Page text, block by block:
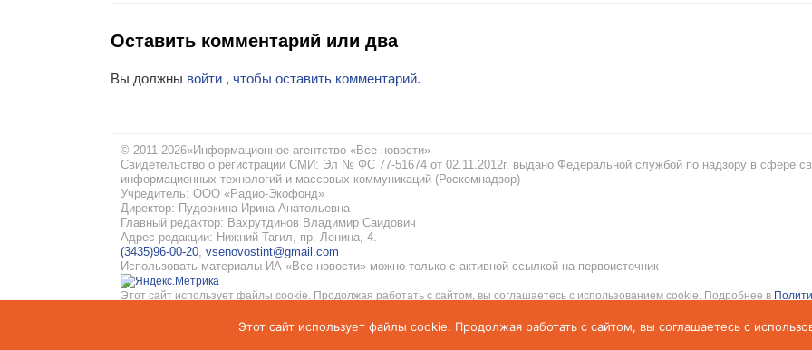
Оставить комментарий или два
Вы должны войти , чтобы оставить комментарий.
© 2011-2026«Информационное агентство «Все новости»
Свидетельство о регистрации СМИ: Эл № ФС 77-51674 от 02.11.2012г. выдано Федеральной службой по надзору в сфере
информационных технологий и массовых коммуникаций (Роскомнадзор)
Учредитель: ООО «Радио-Экофонд»
Директор: Пудовкина Ирина Анатольевна
Главный редактор: Вахрутдинов Владимир Саидович
Адрес редакции: Нижний Тагил, пр. Ленина, 4.
(3435)96-00-20 vsenovostint@gmail.com
Использовать материалы ИА «Все новости» можно только с активной ссылкой на первоисточник
Этот сайт использует файлы cookie. Продолжая работать с сайтом, вы соглашаетесь с использованием cookie. Подробнее в
Этот сайт использует файлы cookie. Продолжая работать с сайтом, вы соглашаетесь с